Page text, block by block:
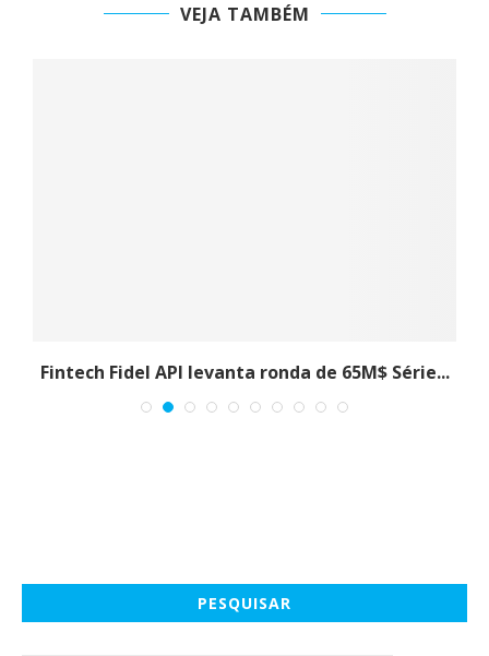
VEJA TAMBÉM
Fintech Fidel API levanta ronda de 65M$ Série...
PESQUISAR